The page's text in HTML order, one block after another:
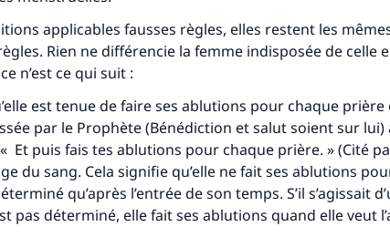
applicables fausses règles, elles restent les
règles. Rien ne différencie la femme indisposée de celle
n’est ce qui suit :
est tenue de faire ses ablutions pour chaque
par le Prophète (Bénédiction et salut soient sur lui)
« Et puis fais tes ablutions pour chaque prière. » (Cité
du sang. Cela signifie qu’elle ne fait ses ablutions
qu’après l’entrée de son temps. S’il s’agissait
pas déterminé, elle fait ses ablutions quand elle veut